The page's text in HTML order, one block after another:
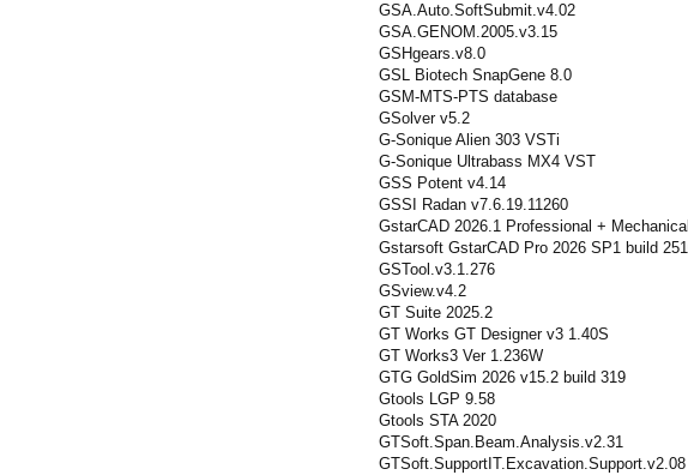
GSA.Auto.SoftSubmit.v4.02
GSA.GENOM.2005.v3.15
GSHgears.v8.0
GSL Biotech SnapGene 8.0
GSM-MTS-PTS database
GSolver v5.2
G-Sonique Alien 303 VSTi
G-Sonique Ultrabass MX4 VST
GSS Potent v4.14
GSSI Radan v7.6.19.11260
GstarCAD 2026.1 Professional +
Gstarsoft GstarCAD Pro 2026 SP1 build
GSTool.v3.1.276
GSview.v4.2
GT Suite 2025.2
GT Works GT Designer v3 1.40S
GT Works3 Ver 1.236W
GTG GoldSim 2026 v15.2 build 319
Gtools LGP 9.58
Gtools STA 2020
GTSoft.Span.Beam.Analysis.v2.31
GTSoft.SupportIT.Excavation.Support.v2.08